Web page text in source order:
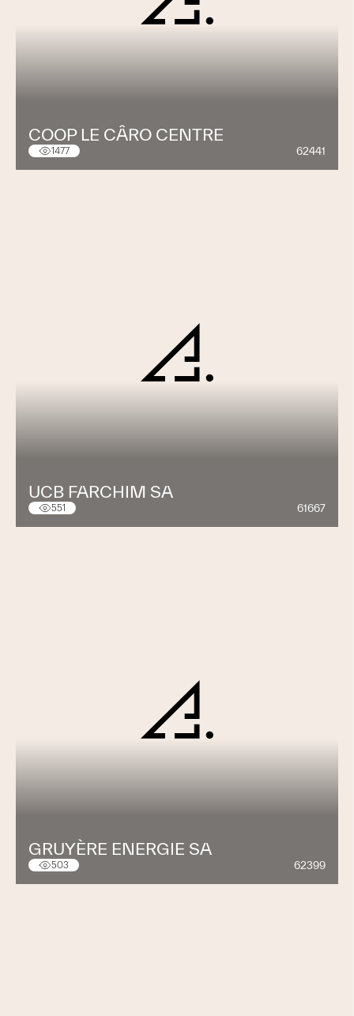
COOP LE CÂRO CENTRE
1477 62441
UCB FARCHIM SA
551 61667
GRUYÈRE ENERGIE SA
503 62399